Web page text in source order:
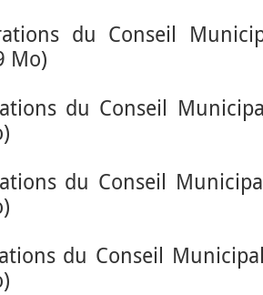
du Conseil
Mo)
du Conseil
du Conseil
du Conseil